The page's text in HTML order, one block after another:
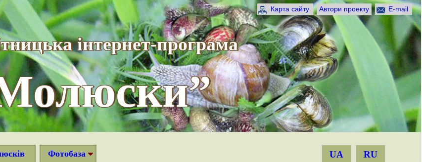
Карта сайту Автори проекту E-mail
інтернет-програма
Фотобаза UA RU